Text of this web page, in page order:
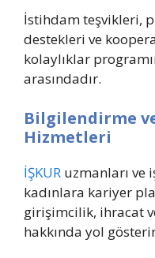
İstihdam teşvikleri,
destekleri ve
kolaylıklar
arasındadır.
Bilgilendirme
Hizmetleri
İŞKUR uzmanları ve
kadınlara kariyer
girişimcilik, ihracat
hakkında yol